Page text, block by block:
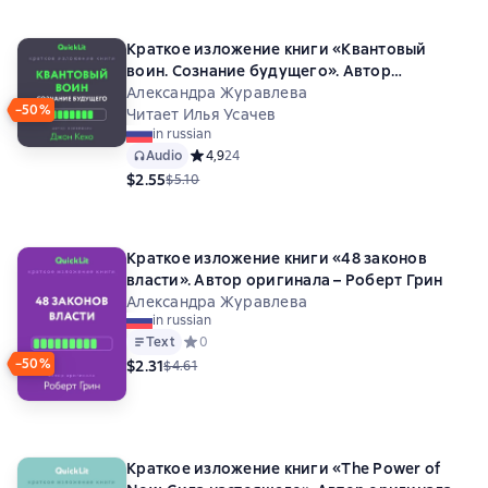
−50%
Краткое изложение книги «Квантовый
воин. Сознание будущего». Автор
оригинала – Джон Кехо
Александра Журавлева
Читает Илья Усачев
in russian
Audio Средний рейтинг 4,9 на основе 24 оценок
4,924
$2.55$5.10
−50%
Краткое изложение книги «48 законов
власти». Автор оригинала – Роберт Грин
Александра Журавлева
in russian
Text Средний рейтинг 0 на основе 0 оценок
0
$2.31$4.61
Краткое изложение книги «The Power of